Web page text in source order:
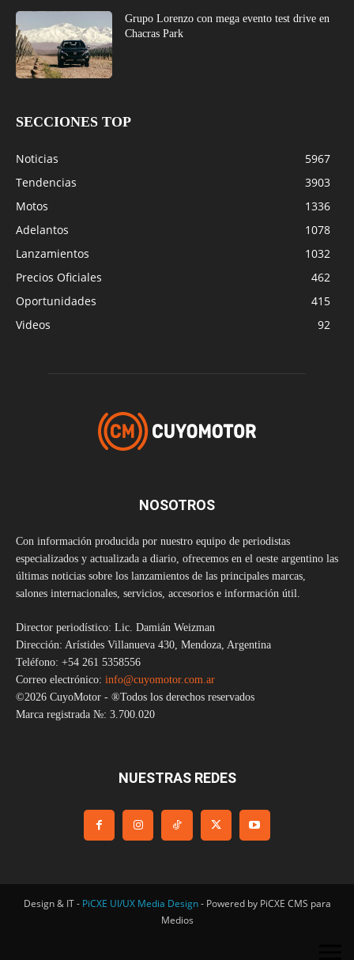
Grupo Lorenzo con mega evento test drive en
Chacras Park
SECCIONES TOP
Noticias
5967
Tendencias
3903
Motos
1336
Adelantos
1078
Lanzamientos
1032
Precios Oficiales
462
Oportunidades
415
Videos
92
NOSOTROS
Con información producida por nuestro equipo de periodistas
especializados y actualizada a diario, ofrecemos en el oeste argentino las
últimas noticias sobre los lanzamientos de las principales marcas,
salones internacionales, servicios, accesorios e información útil.
Director periodístico: Lic. Damián Weizman
Dirección: Arístides Villanueva 430, Mendoza, Argentina
Teléfono: +54 261 5358556
Correo electrónico: info@cuyomotor.com.ar
©2026 CuyoMotor - ®Todos los derechos reservados
Marca registrada №: 3.700.020
NUESTRAS REDES
Design & IT - PiCXE UI/UX Media Design- Powered by PiCXE CMS para
Medios